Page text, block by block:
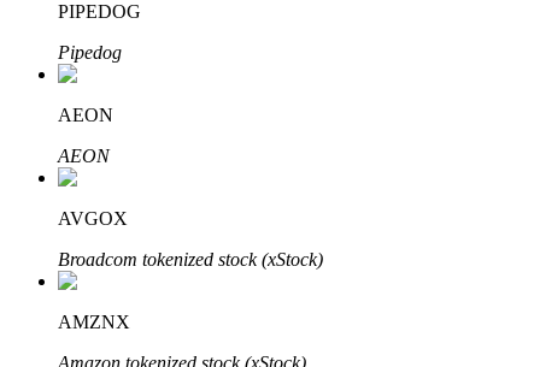
Изучите стейкинг
Узнайте о пассивном доходе
PIPEDOG
Pipedog
AEON
AEON
AVGOX
Broadcom tokenized stock (xStock)
AMZNX
Amazon tokenized stock (xStock)